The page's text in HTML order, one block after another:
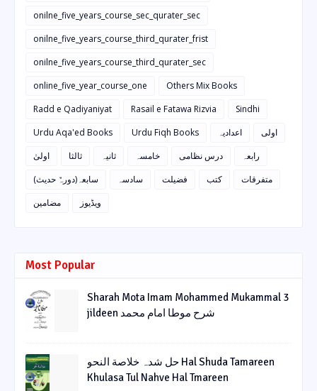
onilne_five_years_course_sec_qurater_sec
onilne_five_years_course_third_qurater_frist
onilne_five_years_course_third_qurater_sec
online_five_year_course_one
Others Mix Books
Radd e Qadiyaniyat
Rasail e Fatawa Rizvia
Sindhi
Urdu Aqa'ed Books
Urdu Fiqh Books اعدادیہ
اولی
اولیٰ
ثالثا ثانیہ خامسہ درس نظامی
رابعہ
سابعہ(دورہٌ حدیث)
سادسہ فضیلت کتب
متفرقات
مضامین
ویڈیوز
Most Popular
Sharah Mota Imam Mohammed Mukammal 3
jildeen شرح موطا امام محمد
حل شدہ خلاصة النحو Hal Shuda Tamareen
Khulasa Tul Nahve Hal Tmareen